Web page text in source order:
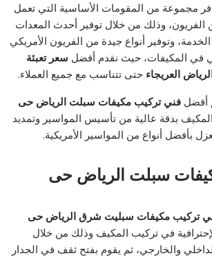
مجموعة من المقومات الأساسية التي تعمل
وذلك من خلال توفير أحدث المعدات
الخدمة، وتوفير أنواع جيدة من الفريون الأمريكي
في المكيفات، حيث نقدم أفضل سعر تعبئة
العريجاء حتى تتناسب مع جميع العملاء.
أفضلفني تركيب مكيفات سبلت الرياض حى
بدقة عالية من تأسيس المواسير وتمديد
بأفضل أنواع من المواسير الأمريكية.
سبلت الرياض حى
تركيب مكيفات سبليت شرق الرياض حى
في تركيب المكيف وذلك من خلال
والخارجي، ثم يقوم بفتح ثقف في الجدار